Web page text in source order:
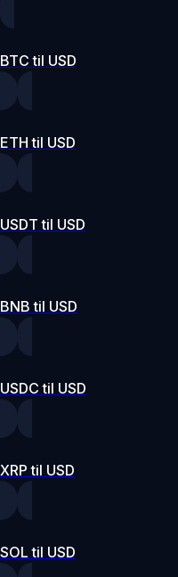
BTC til USD
ETH til USD
USDT til USD
BNB til USD
USDC til USD
XRP til USD
SOL til USD